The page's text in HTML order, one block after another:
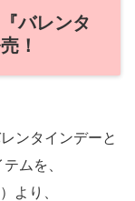
バレンタ
！
ンタインデーと
ムを、
より、